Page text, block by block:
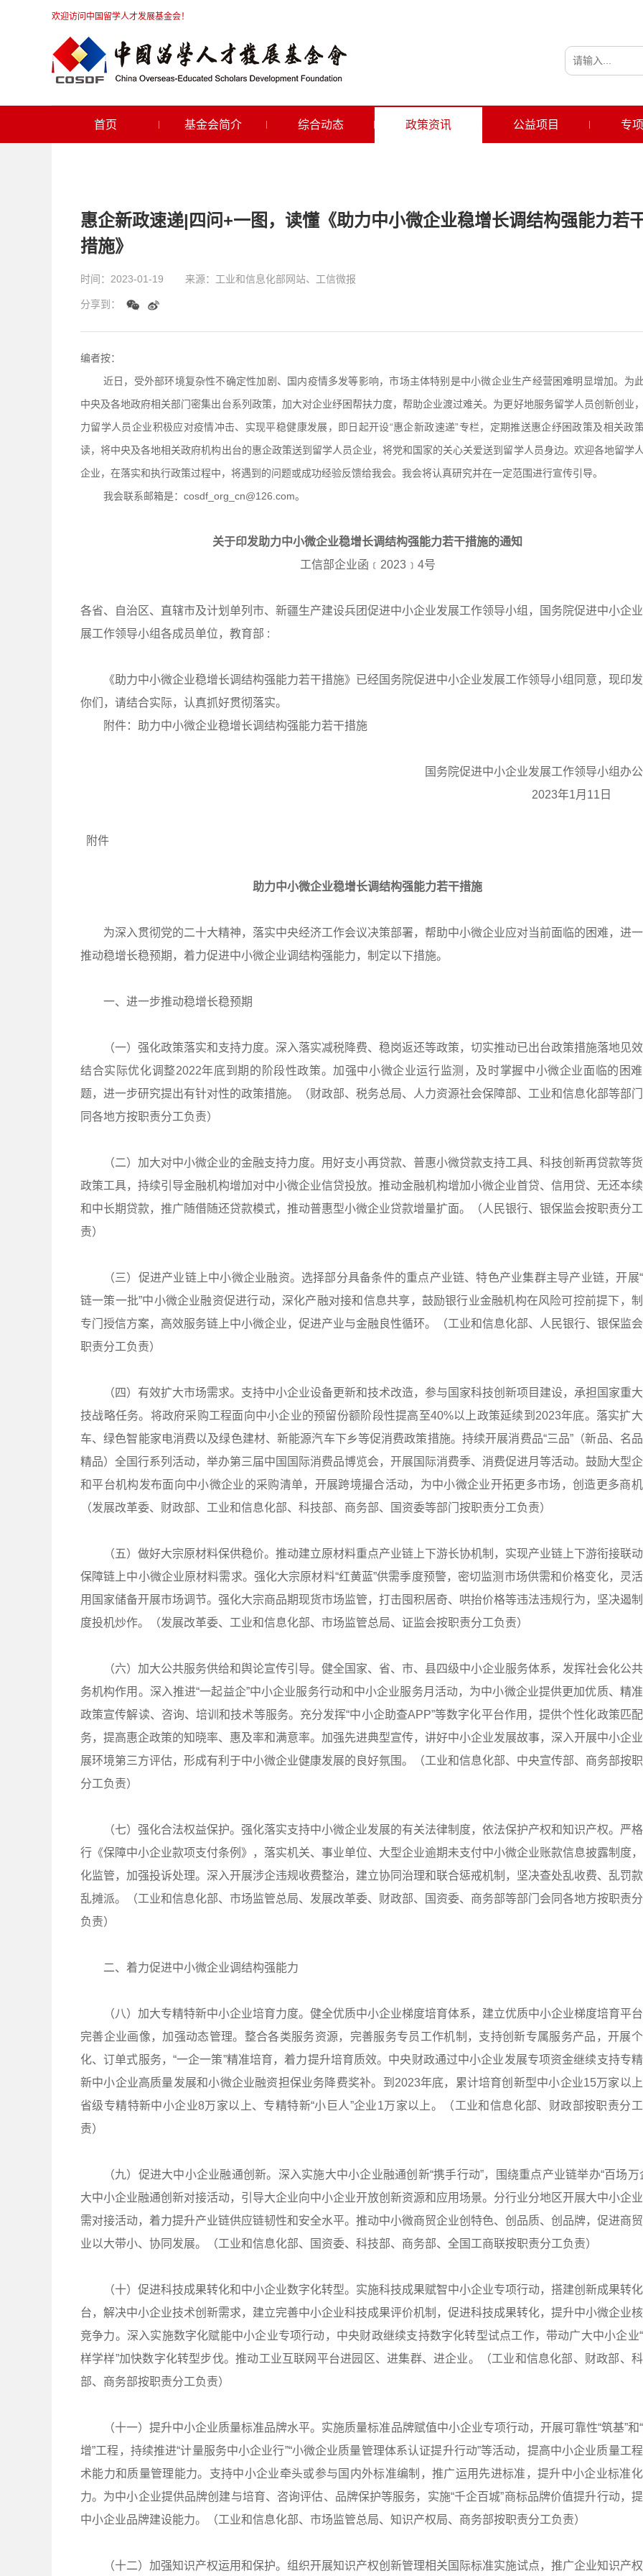
欢迎访问中国留学人才发展基金会！
首页 基金会简介 综合动态 政策资讯 公益项目 专
惠企新政速递|四问+一图，读懂《助力中小微企业稳增长调结构强能力若
措施》
时间： 2023-01-19 来源： 工业和信息化部网站、工信微报
分享到：
编者按：
近日，受外部环境复杂性不确定性加剧、国内疫情多发等影响，市场主体特别是中小微企业生产经营困难明显增加。为此
中央及各地政府相关部门密集出台系列政策，加大对企业纾困帮扶力度，帮助企业渡过难关。为更好地服务留学人员创新创业
力留学人员企业积极应对疫情冲击、实现平稳健康发展，即日起开设“惠企新政速递”专栏，定期推送惠企纾困政策及相关政
读，将中央及各地相关政府机构出台的惠企政策送到留学人员企业，将党和国家的关心关爱送到留学人员身边。欢迎各地留学
企业，在落实和执行政策过程中，将遇到的问题或成功经验反馈给我会。我会将认真研究并在一定范围进行宣传引导。
我会联系邮箱是：cosdf_org_cn@126.com。
关于印发助力中小微企业稳增长调结构强能力若干措施的通知
工信部企业函﹝2023﹞4号
各省、自治区、直辖市及计划单列市、新疆生产建设兵团促进中小企业发展工作领导小组，国务院促进中小企
展工作领导小组各成员单位，教育部 :
《助力中小微企业稳增长调结构强能力若干措施》已经国务院促进中小企业发展工作领导小组同意，现印
你们，请结合实际，认真抓好贯彻落实。
附件：助力中小微企业稳增长调结构强能力若干措施
国务院促进中小企业发展工作领导小组办
2023年1月11
附件
助力中小微企业稳增长调结构强能力若干措施
为深入贯彻党的二十大精神，落实中央经济工作会议决策部署，帮助中小微企业应对当前面临的困难，进
推动稳增长稳预期，着力促进中小微企业调结构强能力，制定以下措施。
一、进一步推动稳增长稳预期
（一）强化政策落实和支持力度。深入落实减税降费、稳岗返还等政策，切实推动已出台政策措施落地见效
结合实际优化调整2022年底到期的阶段性政策。加强中小微企业运行监测，及时掌握中小微企业面临的困难
题，进一步研究提出有针对性的政策措施。（财政部、税务总局、人力资源社会保障部、工业和信息化部等部
同各地方按职责分工负责）
（二）加大对中小微企业的金融支持力度。用好支小再贷款、普惠小微贷款支持工具、科技创新再贷款等
政策工具，持续引导金融机构增加对中小微企业信贷投放。推动金融机构增加小微企业首贷、信用贷、无还本
和中长期贷款，推广随借随还贷款模式，推动普惠型小微企业贷款增量扩面。（人民银行、银保监会按职责分
责）
（三）促进产业链上中小微企业融资。选择部分具备条件的重点产业链、特色产业集群主导产业链，开展
链一策一批”中小微企业融资促进行动，深化产融对接和信息共享，鼓励银行业金融机构在风险可控前提下，
专门授信方案，高效服务链上中小微企业，促进产业与金融良性循环。（工业和信息化部、人民银行、银保监
职责分工负责）
（四）有效扩大市场需求。支持中小企业设备更新和技术改造，参与国家科技创新项目建设，承担国家重
技战略任务。将政府采购工程面向中小企业的预留份额阶段性提高至40%以上政策延续到2023年底。落实扩
车、绿色智能家电消费以及绿色建材、新能源汽车下乡等促消费政策措施。持续开展消费品“三品”（新品、名品
精品）全国行系列活动，举办第三届中国国际消费品博览会，开展国际消费季、消费促进月等活动。鼓励大型
和平台机构发布面向中小微企业的采购清单，开展跨境撮合活动，为中小微企业开拓更多市场，创造更多商机
（发展改革委、财政部、工业和信息化部、科技部、商务部、国资委等部门按职责分工负责）
（五）做好大宗原材料保供稳价。推动建立原材料重点产业链上下游长协机制，实现产业链上下游衔接联动
保障链上中小微企业原材料需求。强化大宗原材料“红黄蓝”供需季度预警，密切监测市场供需和价格变化，灵
用国家储备开展市场调节。强化大宗商品期现货市场监管，打击囤积居奇、哄抬价格等违法违规行为，坚决遏
度投机炒作。（发展改革委、工业和信息化部、市场监管总局、证监会按职责分工负责）
（六）加大公共服务供给和舆论宣传引导。健全国家、省、市、县四级中小企业服务体系，发挥社会化公
务机构作用。深入推进“一起益企”中小企业服务行动和中小企业服务月活动，为中小微企业提供更加优质、精
政策宣传解读、咨询、培训和技术等服务。充分发挥“中小企助查APP”等数字化平台作用，提供个性化政策匹
务，提高惠企政策的知晓率、惠及率和满意率。加强先进典型宣传，讲好中小企业发展故事，深入开展中小企
展环境第三方评估，形成有利于中小微企业健康发展的良好氛围。（工业和信息化部、中央宣传部、商务部按
分工负责）
（七）强化合法权益保护。强化落实支持中小微企业发展的有关法律制度，依法保护产权和知识产权。严
行《保障中小企业款项支付条例》，落实机关、事业单位、大型企业逾期未支付中小微企业账款信息披露制度
化监管，加强投诉处理。深入开展涉企违规收费整治，建立协同治理和联合惩戒机制，坚决查处乱收费、乱罚款
乱摊派。（工业和信息化部、市场监管总局、发展改革委、财政部、国资委、商务部等部门会同各地方按职责
负责）
二、着力促进中小微企业调结构强能力
（八）加大专精特新中小企业培育力度。健全优质中小企业梯度培育体系，建立优质中小企业梯度培育平台
完善企业画像，加强动态管理。整合各类服务资源，完善服务专员工作机制，支持创新专属服务产品，开展
化、订单式服务，“一企一策”精准培育，着力提升培育质效。中央财政通过中小企业发展专项资金继续支持专
新中小企业高质量发展和小微企业融资担保业务降费奖补。到2023年底，累计培育创新型中小企业15万家以上
省级专精特新中小企业8万家以上、专精特新“小巨人”企业1万家以上。（工业和信息化部、财政部按职责分
责）
（九）促进大中小企业融通创新。深入实施大中小企业融通创新“携手行动”，围绕重点产业链举办“百场万
大中小企业融通创新对接活动，引导大企业向中小企业开放创新资源和应用场景。分行业分地区开展大中小企
需对接活动，着力提升产业链供应链韧性和安全水平。推动中小微商贸企业创特色、创品质、创品牌，促进商
业以大带小、协同发展。（工业和信息化部、国资委、科技部、商务部、全国工商联按职责分工负责）
（十）促进科技成果转化和中小企业数字化转型。实施科技成果赋智中小企业专项行动，搭建创新成果转
台，解决中小企业技术创新需求，建立完善中小企业科技成果评价机制，促进科技成果转化，提升中小微企业
竞争力。深入实施数字化赋能中小企业专项行动，中央财政继续支持数字化转型试点工作，带动广大中小企业
样学样”加快数字化转型步伐。推动工业互联网平台进园区、进集群、进企业。（工业和信息化部、财政部、
部、商务部按职责分工负责）
（十一）提升中小企业质量标准品牌水平。实施质量标准品牌赋值中小企业专项行动，开展可靠性“筑基”和
增”工程，持续推进“计量服务中小企业行”“小微企业质量管理体系认证提升行动”等活动，提高中小企业质量工
术能力和质量管理能力。支持中小企业牵头或参与国内外标准编制，推广运用先进标准，提升中小企业标准
力。为中小企业提供品牌创建与培育、咨询评估、品牌保护等服务，实施“千企百城”商标品牌价值提升行动，
中小企业品牌建设能力。（工业和信息化部、市场监管总局、知识产权局、商务部按职责分工负责）
（十二）加强知识产权运用和保护。组织开展知识产权创新管理相关国际标准实施试点，推广企业知识产